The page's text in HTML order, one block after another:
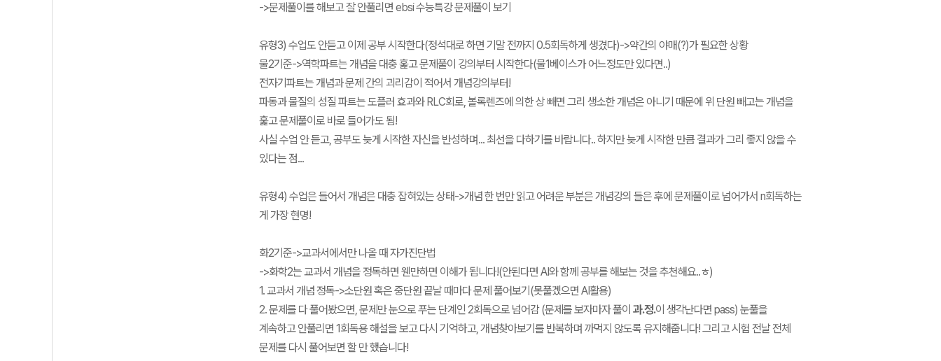
->문제풀이를 해보고 잘 안풀리면 ebsi 수능특강 문제풀이 보기
유형3) 수업도 안듣고 이제 공부 시작한다(정석대로 하면 기말 전까지 0.5회독하게 생겼다)->약간의 야매(?)가 필요한 상황
물2기준->역학파트는 개념을 대충 훑고 문제풀이 강의부터 시작한다(물1베이스가 어느정도만 있다면..)
전자기파트는 개념과 문제 간의 괴리감이 적어서 개념강의부터!
파동과 물질의 성질 파트는 도플러 효과와 RLC회로, 볼록렌즈에 의한 상 빼면 그리 생소한 개념은 아니기 때문에 위 단원 빼고는 개념을
훑고 문제풀이로 바로 들어가도 됨!
사실 수업 안 듣고, 공부도 늦게 시작한 자신을 반성하며... 최선을 다하기를 바랍니다.. 하지만 늦게 시작한 만큼 결과가 그리 좋지 않을 수
있다는 점...
유형4) 수업은 들어서 개념은 대충 잡혀있는 상태->개념 한 번만 읽고 어려운 부분은 개념강의 들은 후에 문제풀이로 넘어가서 n회독하는
게 가장 현명!
화2기준->교과서에서만 나올 때 자가진단법
->화학2는 교과서 개념을 정독하면 웬만하면 이해가 됩니다!(안된다면 AI와 함께 공부를 해보는 것을 추천해요..ㅎ)
1. 교과서 개념 정독->소단원 혹은 중단원 끝날 때마다 문제 풀어보기(못풀겠으면 AI활용)
2. 문제를 다 풀어봤으면, 문제만 눈으로 푸는 단계인 2회독으로 넘어감 (문제를 보자마자 풀이 과.정.이 생각난다면 pass) 눈풀을
계속하고 안풀리면 1회독용 해설을 보고 다시 기억하고, 개념찾아보기를 반복하며 까먹지 않도록 유지해줍니다! 그리고 시험 전날 전체
문제를 다시 풀어보면 할 만 했습니다!